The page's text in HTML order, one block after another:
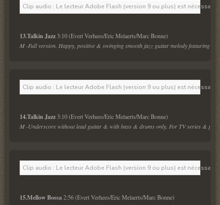
Clip audio : Le lecteur Adobe Flash (version 9 ou plus) est
13.Talkin Jazz
3:10 (Evert Verhees/Eric Melaerts/Marc Bonne)
M -Full version. Happy, positive & swinging smooth jazz guitar melody featuring
Clip audio : Le lecteur Adobe Flash (version 9 ou plus) est
14.Talkin Jazz
3:10 (Evert Verhees/Eric Melaerts/Marc Bonne)
M -Underscore without lead guitar & with bass & drums only. For TV series &
Clip audio : Le lecteur Adobe Flash (version 9 ou plus) est
15.Mellow Bossa
2:56 (Evert Verhees/Eric Melaerts/Marc Bonne)